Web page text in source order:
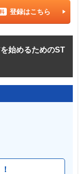
登録はこちら
始めるためのST